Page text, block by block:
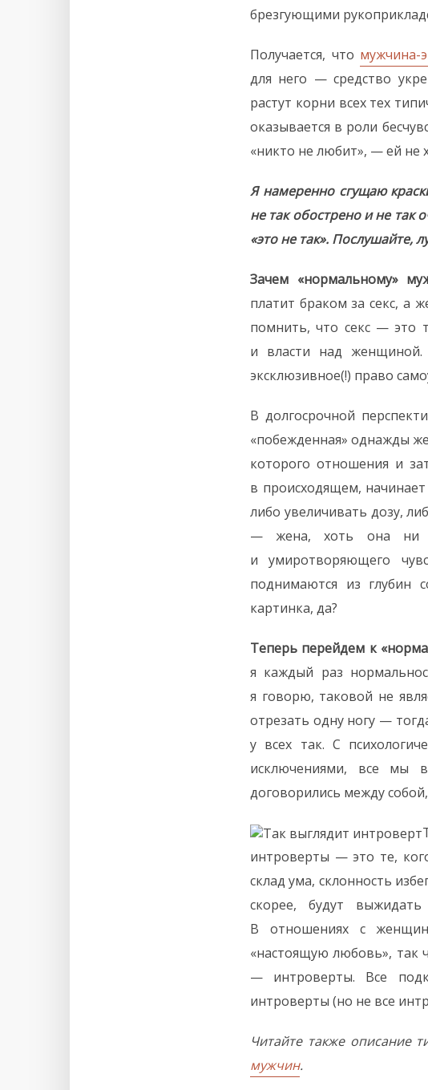
брезгующими
Получается, что мужчина-
для него — средство
растут корни всех тех
оказывается в роли
«никто не любит», — ей не
Я намеренно сгущаю
не так обострено и не так
«это не так». Послушайте,
Зачем «нормальному»
платит браком за секс, а
помнить, что секс — это
и власти над женщиной.
эксклюзивное(!) право
В долгосрочной
«побежденная» однажды
которого отношения и
в происходящем,
либо увеличивать дозу,
— жена, хоть она ни
и умиротворяющего
поднимаются из глубин
картинка, да?
Теперь перейдем к
я каждый раз
я говорю, таковой не
отрезать одну ногу —
у всех так. С
исключениями, все мы
договорились между
интроверты — это те,
склад ума, склонность
скорее, будут
В отношениях с
«настоящую любовь», так
— интроверты. Все
интроверты (но не все
Читайте также описание
мужчин.